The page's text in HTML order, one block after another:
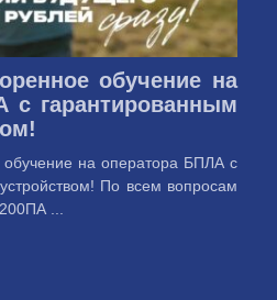
обучение на
с гарантированным
обучение на оператора БПЛА с
По всем вопросам
...